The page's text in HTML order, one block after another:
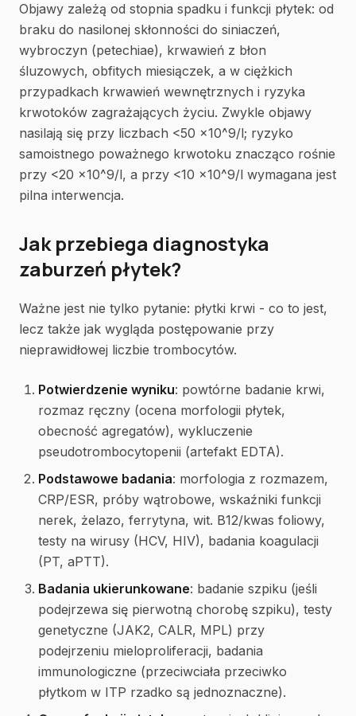
Objawy zależą od stopnia spadku i funkcji płytek: od
braku do nasilonej skłonności do siniaczeń,
wybroczyn (petechiae), krwawień z błon
śluzowych, obfitych miesiączek, a w ciężkich
przypadkach krwawień wewnętrznych i ryzyka
krwotoków zagrażających życiu. Zwykle objawy
nasilają się przy liczbach <50 ×10^9/l; ryzyko
samoistnego poważnego krwotoku znacząco rośnie
przy <20 ×10^9/l, a przy <10 ×10^9/l wymagana jest
pilna interwencja.
Jak przebiega diagnostyka
zaburzeń płytek?
Ważne jest nie tylko pytanie: płytki krwi - co to jest,
lecz także jak wygląda postępowanie przy
nieprawidłowej liczbie trombocytów.
Potwierdzenie wyniku: powtórne badanie krwi,
rozmaz ręczny (ocena morfologii płytek,
obecność agregatów), wykluczenie
pseudotrombocytopenii (artefakt EDTA).
Podstawowe badania: morfologia z rozmazem,
CRP/ESR, próby wątrobowe, wskaźniki funkcji
nerek, żelazo, ferrytyna, wit. B12/kwas foliowy,
testy na wirusy (HCV, HIV), badania koagulacji
(PT, aPTT).
Badania ukierunkowane: badanie szpiku (jeśli
podejrzewa się pierwotną chorobę szpiku), testy
genetyczne (JAK2, CALR, MPL) przy
podejrzeniu mieloproliferacji, badania
immunologiczne (przeciwciała przeciwko
płytkom w ITP rzadko są jednoznaczne).